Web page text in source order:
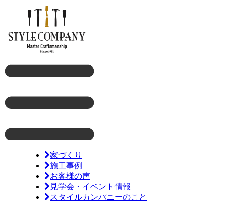
家づくり
施工事例
お客様の声
見学会・イベント情報
スタイルカンパニーのこと